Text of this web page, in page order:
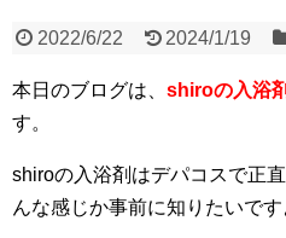
2022/6/22 2024/1/19
本日のブログは、 shiroの入浴
す。
shiroの入浴剤はデパコスで正
んな感じか事前に知りたいです